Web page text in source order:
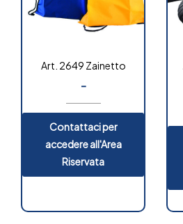
Art. 2649 Zainetto
-
Contattaci per
accedere all'Area
Riservata